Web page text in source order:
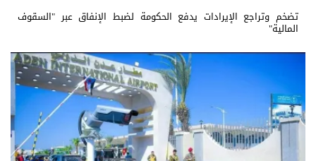
تضخم وتراجع الإيرادات يدفع الحكومة لضبط الإنفاق عبر "السقوف
المالية"